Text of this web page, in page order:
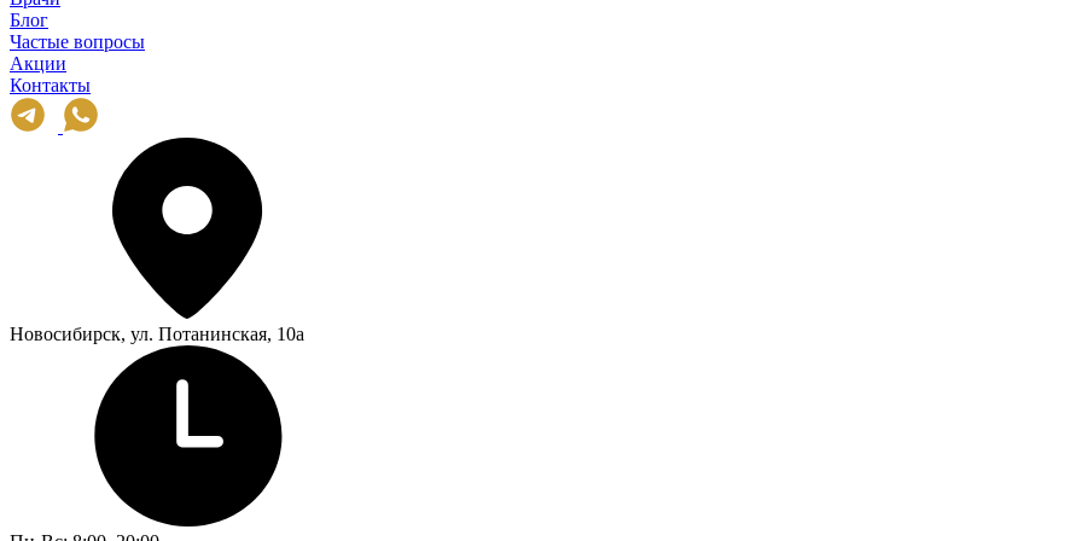
Блог
Частые вопросы
Акции
Контакты
Новосибирск, ул. Потанинская, 10а